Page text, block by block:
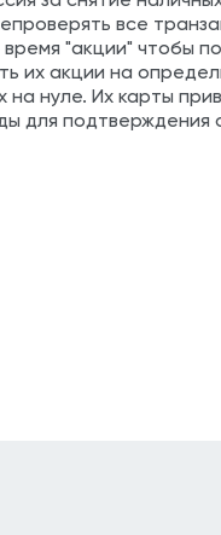
все
"акции" чтобы
их акции на
на нуле. Их карты
для подтверждения